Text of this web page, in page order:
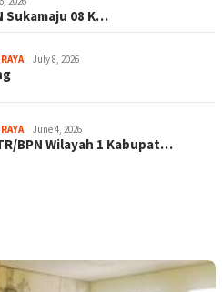
Sukamaju 08 K…
July 8, 2026
June 4, 2026
BPN Wilayah 1 Kabupat…